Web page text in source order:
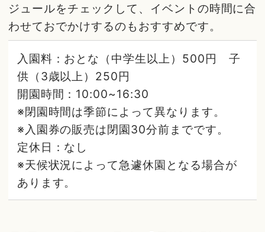
ジュールをチェックして、イベントの時間に合
わせておでかけするのもおすすめです。
入園料：おとな（中学生以上）500円 子
供（3歳以上）250円
開園時間：10:00~16:30
※閉園時間は季節によって異なります。
※入園券の販売は閉園30分前までです。
定休日：なし
※天候状況によって急遽休園となる場合が
あります。